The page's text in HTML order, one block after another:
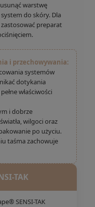
warstwę
do skóry. Dla
preparat
i przechowywania:
systemów
dotykania
właściwości
i dobrze
wilgoci oraz
po użyciu.
taśma zachowuje
TAK
SENSI-TAK